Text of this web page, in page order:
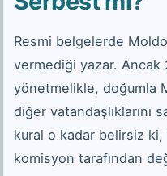
Resmi belgelerde
vermediği yazar. Ancak
yönetmelikle, doğumla
diğer vatandaşlıklarını
kural o kadar belirsiz
komisyon tarafından